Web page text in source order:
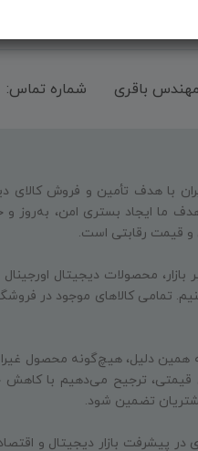
شماره تماس:
با هدف تأمین و فروش کالای
ما ایجاد بستری امن، به‌روز و
و قیمت رقابتی است.
محصولات دیجیتال اورجینال
تمامی کالاهای موجود در
همین دلیل، هیچ‌گونه محصول
قیمتی، ترجیح می‌دهیم با کاهش
مشتریان تضمین شود.
پیشرفت بازار دیجیتال و